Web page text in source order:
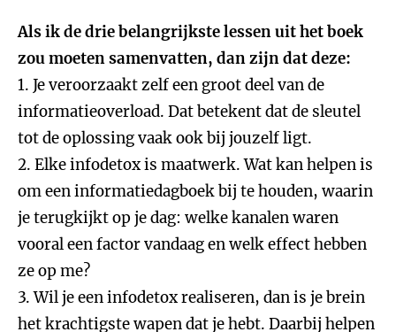
Als ik de drie belangrijkste lessen uit het boek
zou moeten samenvatten, dan zijn dat deze:
1. Je veroorzaakt zelf een groot deel van de
informatieoverload. Dat betekent dat de sleutel
tot de oplossing vaak ook bij jouzelf ligt.
2. Elke infodetox is maatwerk. Wat kan helpen is
om een informatiedagboek bij te houden, waarin
je terugkijkt op je dag: welke kanalen waren
vooral een factor vandaag en welk effect hebben
ze op me?
3. Wil je een infodetox realiseren, dan is je brein
het krachtigste wapen dat je hebt. Daarbij helpen